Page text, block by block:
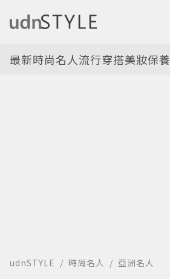
最新時尚名人流行穿搭美妝保養
udnSTYLE 時尚名人 亞洲名人